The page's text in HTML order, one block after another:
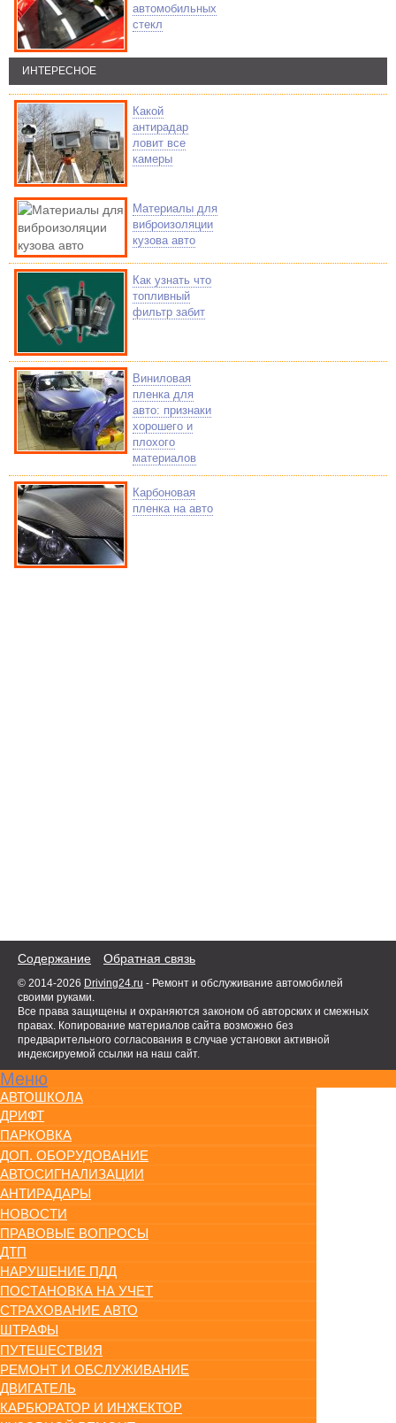
автомобильных
стекл
ИНТЕРЕСНОЕ
Какой
антирадар
ловит все
камеры
Материалы для
виброизоляции
кузова авто
Как узнать что
топливный
фильтр забит
Виниловая
пленка для
авто: признаки
хорошего и
плохого
материалов
Карбоновая
пленка на авто
Содержание Обратная связь
© 2014-2026 Driving24.ru - Ремонт и обслуживание автомобилей
своими руками.
Все права защищены и охраняются законом об авторских и смежных
правах. Копирование материалов сайта возможно без
предварительного согласования в случае установки активной
индексируемой ссылки на наш сайт.
Меню
АВТОШКОЛА
ДРИФТ
ПАРКОВКА
ДОП. ОБОРУДОВАНИЕ
АВТОСИГНАЛИЗАЦИИ
АНТИРАДАРЫ
НОВОСТИ
ПРАВОВЫЕ ВОПРОСЫ
ДТП
НАРУШЕНИЕ ПДД
ПОСТАНОВКА НА УЧЕТ
СТРАХОВАНИЕ АВТО
ШТРАФЫ
ПУТЕШЕСТВИЯ
РЕМОНТ И ОБСЛУЖИВАНИЕ
ДВИГАТЕЛЬ
КАРБЮРАТОР И ИНЖЕКТОР